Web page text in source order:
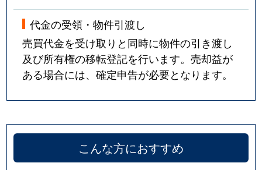
代金の受領・物件引渡し
売買代金を受け取りと同時に物件の引き渡し
及び所有権の移転登記を行います。売却益が
ある場合には、確定申告が必要となります。
こんな方におすすめ